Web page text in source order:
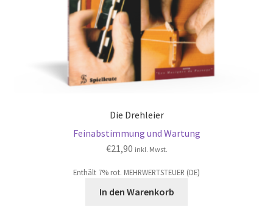
Die Drehleier
Feinabstimmung und Wartung
€21,90 inkl. Mwst.
Enthält 7% rot. MEHRWERTSTEUER (DE)
In den Warenkorb